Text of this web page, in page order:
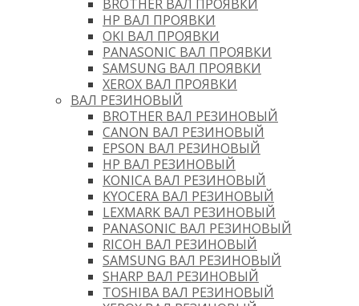
BROTHER ВАЛ ПРОЯВКИ
HP ВАЛ ПРОЯВКИ
OKI ВАЛ ПРОЯВКИ
PANASONIC ВАЛ ПРОЯВКИ
SAMSUNG ВАЛ ПРОЯВКИ
XEROX ВАЛ ПРОЯВКИ
ВАЛ РЕЗИНОВЫЙ
BROTHER ВАЛ РЕЗИНОВЫЙ
CANON ВАЛ РЕЗИНОВЫЙ
EPSON ВАЛ РЕЗИНОВЫЙ
HP ВАЛ РЕЗИНОВЫЙ
KONICA ВАЛ РЕЗИНОВЫЙ
KYOCERA ВАЛ РЕЗИНОВЫЙ
LEXMARK ВАЛ РЕЗИНОВЫЙ
PANASONIC ВАЛ РЕЗИНОВЫЙ
RICOH ВАЛ РЕЗИНОВЫЙ
SAMSUNG ВАЛ РЕЗИНОВЫЙ
SHARP ВАЛ РЕЗИНОВЫЙ
TOSHIBA ВАЛ РЕЗИНОВЫЙ